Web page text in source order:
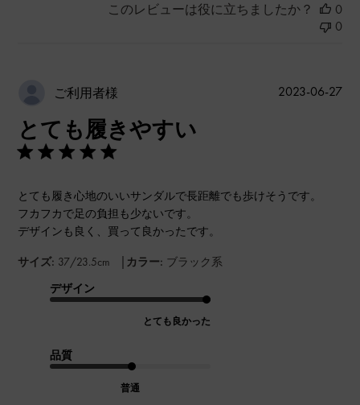
このレビューは役に立ちましたか？
0
0
ご利用者様
とても履きやすい
とても履き心地のいいサンダルで長距離でも歩けそうです。
フカフカで足の負担も少ないです。
デザインも良く、買って良かったです。
サイズ: 37/23.5cm | カラー: ブラック系
デザイン
とても良かった
品質
普通
公
2023-06-27